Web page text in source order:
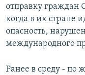
отправку граждан
когда в их стране
опасность,
международного
Ранее в среду - по